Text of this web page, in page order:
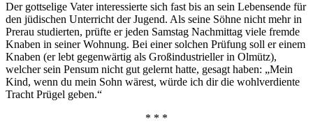
Der gottselige Vater interessierte sich fast bis an sein Lebensende für
den jüdischen Unterricht der Jugend. Als seine Söhne nicht mehr in
Prerau studierten, prüfte er jeden Samstag Nachmittag viele fremde
Knaben in seiner Wohnung. Bei einer solchen Prüfung soll er einem
Knaben (er lebt gegenwärtig als Großindustrieller in Olmütz),
welcher sein Pensum nicht gut gelernt hatte, gesagt haben: „Mein
Kind, wenn du mein Sohn wärest, würde ich dir die wohlverdiente
Tracht Prügel geben.“
* * *